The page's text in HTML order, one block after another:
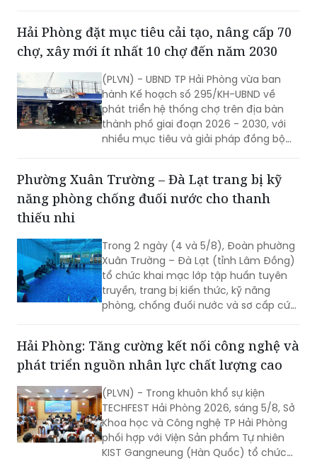
nhận, kích hoạt tài khoản định danh
điện tử cho người dân.
Hải Phòng đặt mục tiêu cải tạo, nâng cấp 70
chợ, xây mới ít nhất 10 chợ đến năm 2030
(PLVN) - UBND TP Hải Phòng vừa ban
hành Kế hoạch số 295/KH-UBND về
phát triển hệ thống chợ trên địa bàn
thành phố giai đoạn 2026 - 2030, với
nhiều mục tiêu và giải pháp đồng bộ
doanh, đáp ứng yêu cầu phát triển đô
thị và xây dựng nông thôn mới.
Phường Xuân Trường – Đà Lạt trang bị kỹ
năng phòng chống đuối nước cho thanh
thiếu nhi
Trong 2 ngày (4 và 5/8), Đoàn phường
Xuân Trường – Đà Lạt (tỉnh Lâm Đồng)
tổ chức khai mạc lớp tập huấn tuyên
truyền, trang bị kiến thức, kỹ năng
phòng, chống đuối nước và sơ cấp cứu
Hải Phòng: Tăng cường kết nối công nghệ và
phát triển nguồn nhân lực chất lượng cao
(PLVN) - Trong khuôn khổ sự kiện
TECHFEST Hải Phòng 2026, sáng 5/8, Sở
Khoa học và Công nghệ TP Hải Phòng
phối hợp với Viện Sản phẩm Tự nhiên
KIST Gangneung (Hàn Quốc) tổ chức